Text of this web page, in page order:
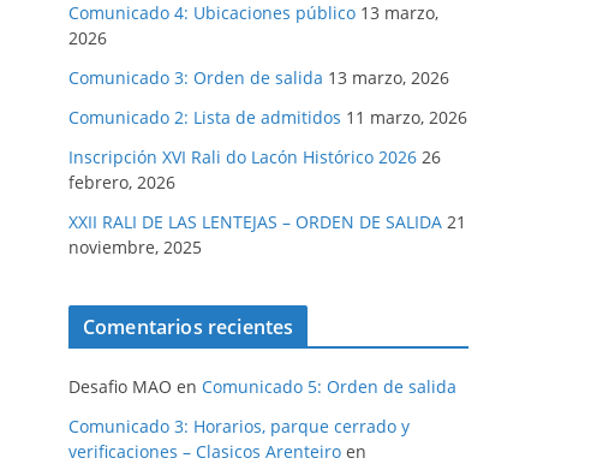
Comunicado 4: Ubicaciones público 13 marzo,
2026
Comunicado 3: Orden de salida 13 marzo, 2026
Comunicado 2: Lista de admitidos 11 marzo, 2026
Inscripción XVI Rali do Lacón Histórico 2026 26
febrero, 2026
XXII RALI DE LAS LENTEJAS – ORDEN DE SALIDA 21
noviembre, 2025
Comentarios recientes
Desafio MAO en Comunicado 5: Orden de salida
Comunicado 3: Horarios, parque cerrado y
verificaciones – Clasicos Arenteiro en